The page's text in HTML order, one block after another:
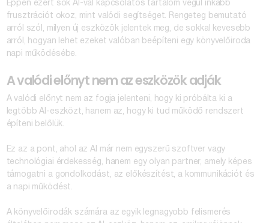
Éppen ezért sok AI-val kapcsolatos tartalom végül inkább
frusztrációt okoz, mint valódi segítséget. Rengeteg bemutató
arról szól, milyen új eszközök jelentek meg, de sokkal kevesebb
arról, hogyan lehet ezeket valóban beépíteni egy könyvelőiroda
napi működésébe.
A valódi előnyt nem az eszközök adják
A valódi előnyt nem az fogja jelenteni, hogy ki próbálta ki a
legtöbb AI-eszközt, hanem az, hogy ki tud működő rendszert
építeni belőlük.
Ez az a pont, ahol az AI már nem egyszerű szoftver vagy
technológiai érdekesség, hanem egy olyan partner, amely képes
támogatni a gondolkodást, az előkészítést, a kommunikációt és
a napi működést.
A könyvelőirodák számára az egyik legnagyobb felismerés